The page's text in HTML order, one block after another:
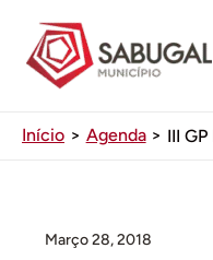
conteúdo
Início Agenda
Março 28, 2018